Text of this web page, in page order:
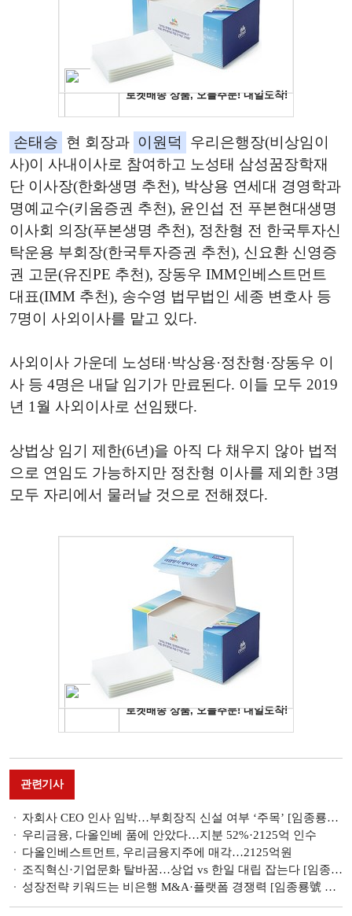
손태승 현 회장과 이원덕
우리은행장(비상임이
사)이 사내이사로 참여하고 노성태 삼성꿈장학재
단 이사장(한화생명 추천), 박상용 연세대 경영학과
명예교수(키움증권 추천), 윤인섭 전 푸본현대생명
이사회 의장(푸본생명 추천), 정찬형 전 한국투자신
탁운용 부회장(한국투자증권 추천), 신요환 신영증
권 고문(유진PE 추천), 장동우 IMM인베스트먼트
대표(IMM 추천), 송수영 법무법인 세종 변호사 등
7명이 사외이사를 맡고 있다.
사외이사 가운데 노성태·박상용·정찬형·장동우 이
사 등 4명은 내달 임기가 만료된다. 이들 모두 2019
년 1월 사외이사로 선임됐다.
상법상 임기 제한(6년)을 아직 다 채우지 않아 법적
으로 연임도 가능하지만 정찬형 이사를 제외한 3명
모두 자리에서 물러날 것으로 전해졌다.
관련기사
자회사 CEO 인사 임박…부회장직 신설 여부 ‘주목’ [임종룡號 우리금융]
우리금융, 다올인베 품에 안았다…지분 52%·2125억 인수
다올인베스트먼트, 우리금융지주에 매각…2125억원
조직혁신·기업문화 탈바꿈…상업 vs 한일 대립 잡는다 [임종룡號 우리금융]
성장전략 키워드는 비은행 M&A·플랫폼 경쟁력 [임종룡號 우리금융]